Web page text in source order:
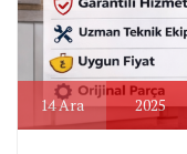
14Ara 2025